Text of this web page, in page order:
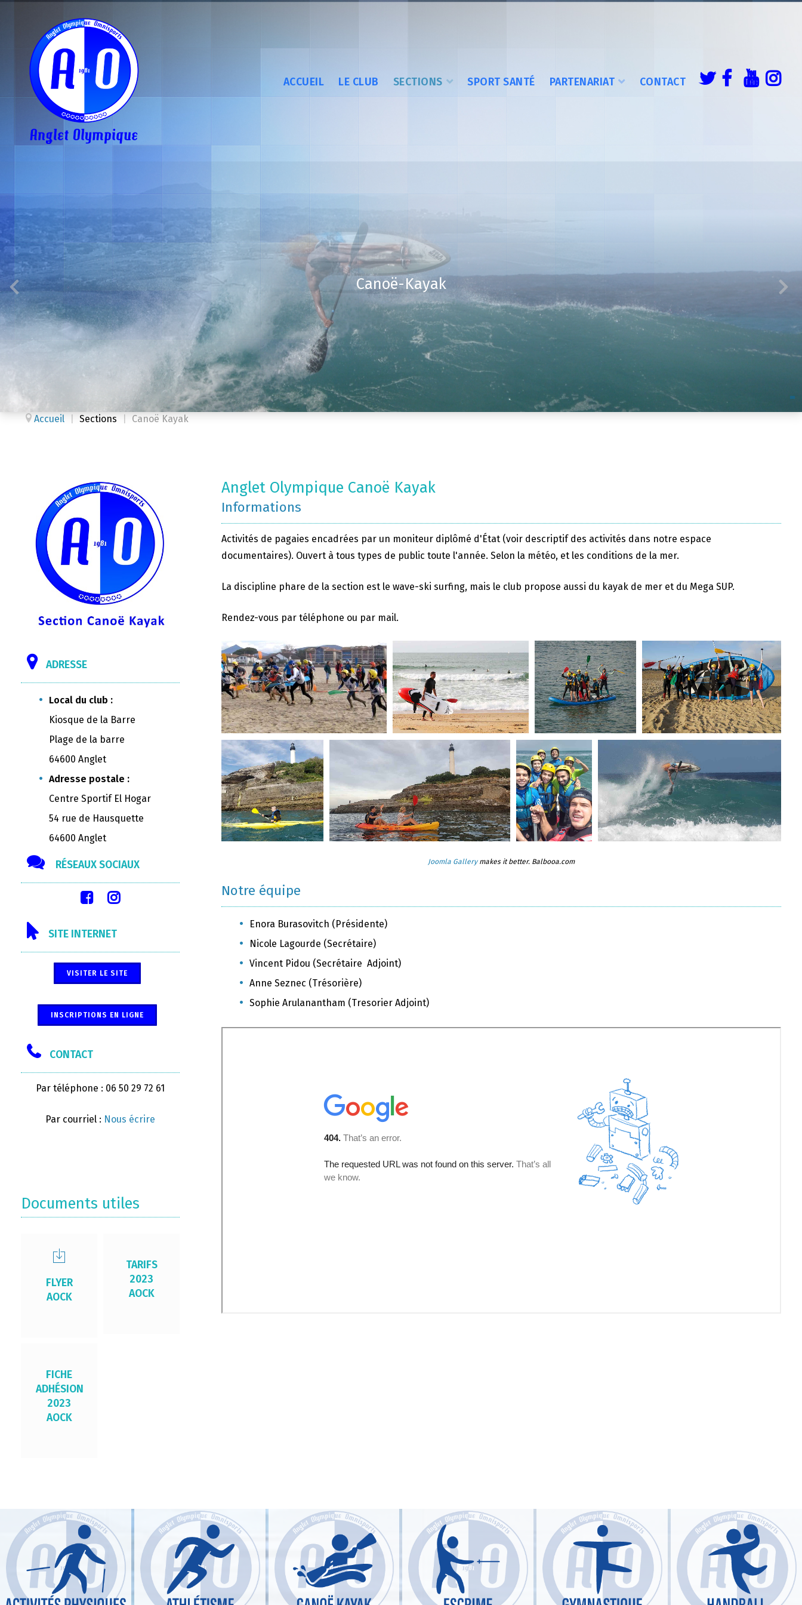
ACCUEIL LE CLUB SECTIONS SPORT SANTÉ PARTENARIAT CONTACT
Canoë-Kayak
Accueil Sections Canoë Kayak
ADRESSE
Local du club :
Kiosque de la Barre
Plage de la barre
64600 Anglet
Adresse postale :
Centre Sportif El Hogar
54 rue de Hausquette
64600 Anglet
RÉSEAUX SOCIAUX
SITE INTERNET
VISITER LE SITE
INSCRIPTIONS EN LIGNE
CONTACT
Par téléphone : 06 50 29 72 61
Par courriel : Nous écrire
Documents utiles
FLYER
AOCK
TARIFS
2023
AOCK
FICHE
ADHÉSION
2023
AOCK
Anglet Olympique Canoë Kayak
Informations
Activités de pagaies encadrées par un moniteur diplômé d'État (voir descriptif des activités dans notre espace
documentaires). Ouvert à tous types de public toute l'année. Selon la météo, et les conditions de la mer.
La discipline phare de la section est le wave-ski surfing, mais le club propose aussi du kayak de mer et du Mega SUP.
Rendez-vous par téléphone ou par mail.
Joomla Gallerymakes it better. Balbooa.com
Notre équipe
Enora Burasovitch (Présidente)
Nicole Lagourde (Secrétaire)
Vincent Pidou (Secrétaire Adjoint)
Anne Seznec (Trésorière)
Sophie Arulanantham (Tresorier Adjoint)